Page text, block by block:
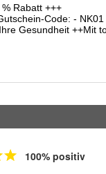
100% positiv